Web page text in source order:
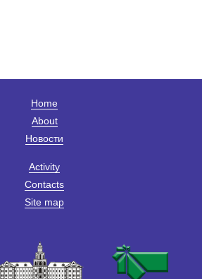
Home
About
Новости
Activity
Contacts
Site map